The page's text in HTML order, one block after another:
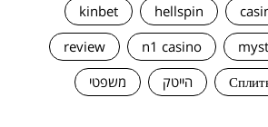
hellspin
kinbet
n1 casino
review
הייטק
משפטי